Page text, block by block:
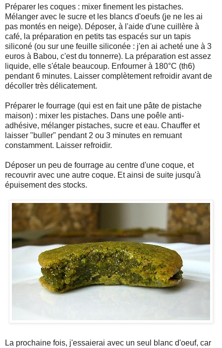
Préparer les coques : mixer finement les pistaches.
Mélanger avec le sucre et les blancs d'oeufs (je ne les ai
pas montés en neige). Déposer, à l'aide d'une cuillère à
café, la préparation en petits tas espacés sur un tapis
siliconé (ou sur une feuille siliconée : j'en ai acheté une à 3
euros à Babou, c'est du tonnerre). La préparation est assez
liquide, elle s'étale beaucoup. Enfourner à 180°C (th6)
pendant 6 minutes. Laisser complètement refroidir avant de
décoller très délicatement.
Préparer le fourrage (qui est en fait une pâte de pistache
maison) : mixer les pistaches. Dans une poêle anti-
adhésive, mélanger pistaches, sucre et eau. Chauffer et
laisser "buller" pendant 2 ou 3 minutes en remuant
constamment. Laisser refroidir.
Déposer un peu de fourrage au centre d'une coque, et
recouvrir avec une autre coque. Et ainsi de suite jusqu'à
épuisement des stocks.
La prochaine fois, j'essaierai avec un seul blanc d'oeuf, car